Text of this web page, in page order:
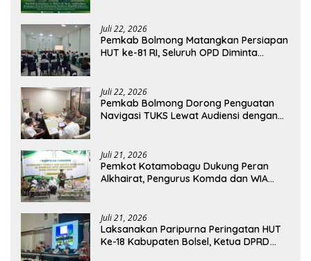
Juli 22, 2026
Pemkab Bolmong Matangkan Persiapan
HUT ke-81 RI, Seluruh OPD Diminta
Juli 22, 2026
Pemkab Bolmong Dorong Penguatan
Navigasi TUKS Lewat Audiensi dengan
Juli 21, 2026
Pemkot Kotamobagu Dukung Peran
Alkhairat, Pengurus Komda dan WIA
Juli 21, 2026
Laksanakan Paripurna Peringatan HUT
Ke-18 Kabupaten Bolsel, Ketua DPRD